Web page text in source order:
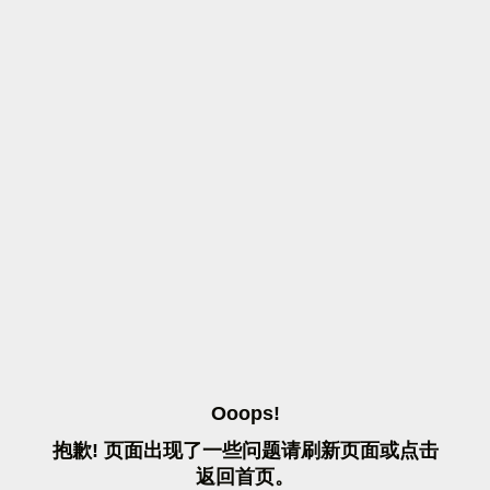
OOOPS!
抱歉! 页面出现了一些问题请刷 新页面或点击
返 回首页。